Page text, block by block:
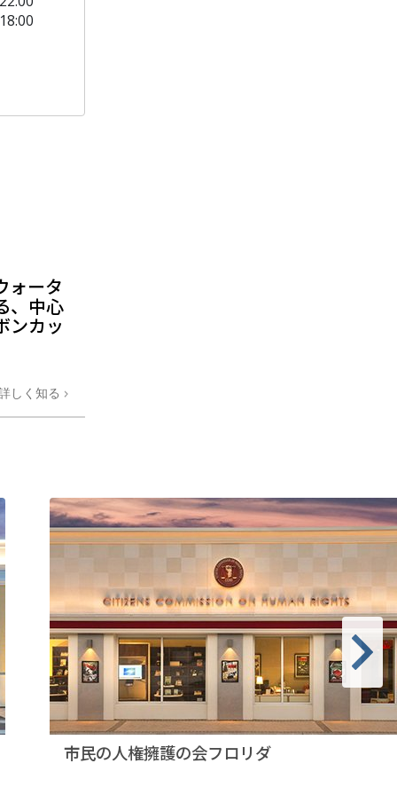
ォータ
、中心
ンカッ
しく知る
市民の人権擁護の会フロリダ